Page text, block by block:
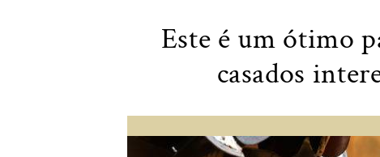
Este é um ótimo
casados